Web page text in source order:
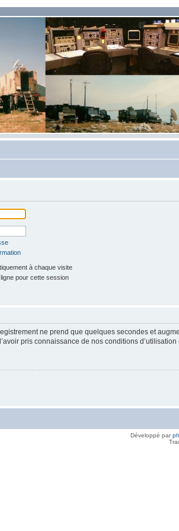
à chaque visite
pour cette session
ne prend que quelques secondes et
pris connaissance de nos conditions
Développé par